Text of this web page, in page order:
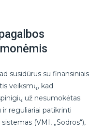
susidūrus su finansiniais
veiksmų, kad
už nesumokėtas
ir reguliariai patikrinti
(VMI, „Sodros“),